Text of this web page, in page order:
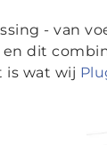
- van
dit
is wat wij